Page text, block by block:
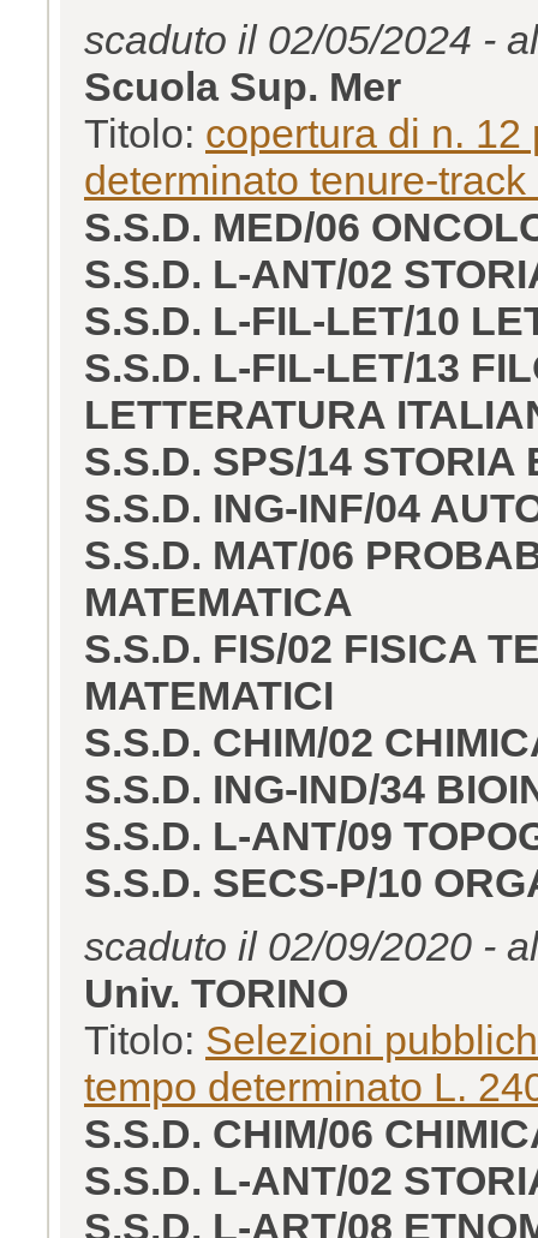
scaduto il 02/05/2024 -
Scuola Sup. Mer
Titolo: copertura di n. 12
determinato tenure-track
S.S.D. MED/06
S.S.D. L-ANT/02
S.S.D. L-FIL-LET/10
S.S.D. L-FIL-LET/13
LETTERATURA
S.S.D. SPS/14
S.S.D. ING-INF/04
S.S.D. MAT/06
MATEMATICA
S.S.D. FIS/02 FISICA
MATEMATICI
S.S.D. CHIM/02
S.S.D. ING-IND/34
S.S.D. L-ANT/09
S.S.D. SECS-P/10
scaduto il 02/09/2020 -
Univ. TORINO
Titolo: Selezioni
tempo determinato L.
S.S.D. CHIM/06
S.S.D. L-ANT/02
S.S.D. L-ART/08